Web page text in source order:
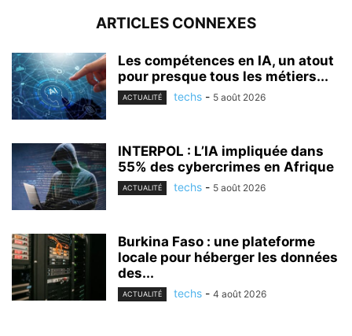
ARTICLES CONNEXES
Les compétences en IA, un atout
pour presque tous les métiers...
ACTUALITÉ techs - 5 août 2026
INTERPOL : L’IA impliquée dans
55% des cybercrimes en Afrique
ACTUALITÉ techs - 5 août 2026
Burkina Faso : une plateforme
locale pour héberger les données
des...
ACTUALITÉ techs - 4 août 2026